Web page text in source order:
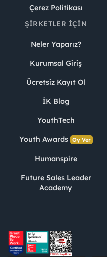
Çerez Politikası
ŞIRKETLER İÇIN
Neler Yaparız?
Kurumsal Giriş
Ücretsiz Kayıt Ol
İK Blog
YouthTech
Youth Awards Oy Ver
Humanspire
Future Sales Leader
Academy